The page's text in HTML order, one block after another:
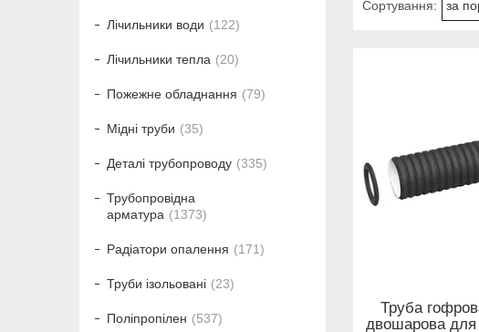
Труба
двошарова для
Лічильники води 122
Лічильники тепла 20
Пожежне обладнання 79
Мідні труби 35
Деталі трубопроводу 335
Трубопровідна
арматура
1373
Радіатори опалення 171
Труби ізольовані 23
Поліпропілен 537